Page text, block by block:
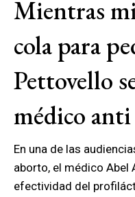
Mientras
cola para
Pettovello
médico
En una de las
aborto, el médico Abel
efectividad del